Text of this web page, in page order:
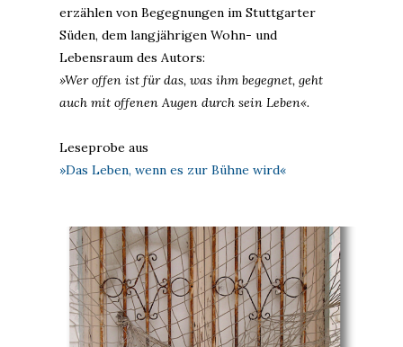
erzählen von Begegnungen im Stuttgarter
Süden, dem langjährigen Wohn- und
Lebensraum des Autors:
»Wer offen ist für das, was ihm begegnet, geht
auch mit offenen Augen durch sein Leben«.
Leseprobe aus
»Das Leben, wenn es zur Bühne wird«